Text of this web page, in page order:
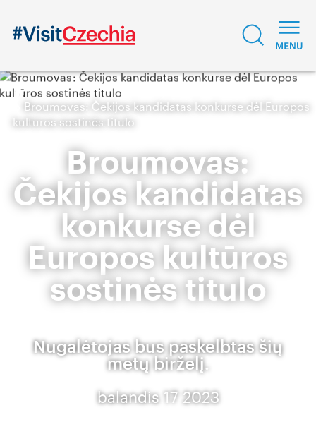
Broumovas: Čekijos kandidatas konkurse dėl Europos
kultūros sostinės titulo
Broumovas:
Čekijos kandidatas
konkurse dėl
Europos kultūros
sostinės titulo
Nugalėtojas bus paskelbtas šių
metų birželį.
balandis 17 2023